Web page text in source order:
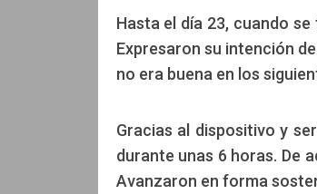
Hasta el día 23, cuando
Expresaron su intención
no era buena en los
Gracias al dispositivo y
durante unas 6 horas. De
Avanzaron en forma